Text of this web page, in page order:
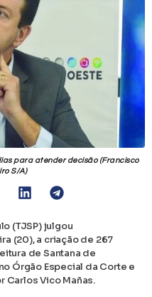
para atender decisão (Francisco
S/A)
(TJSP) julgou
(20), a criação de 267
de Santana de
Órgão Especial da Corte e
Vico Mañas.